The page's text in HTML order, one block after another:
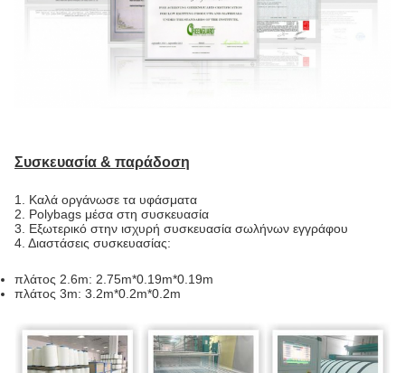
Συσκευασία & παράδοση
1. Καλά οργάνωσε τα υφάσματα
2. Polybags μέσα στη συσκευασία
3. Εξωτερικό στην ισχυρή συσκευασία σωλήνων εγγράφου
4. Διαστάσεις συσκευασίας:
πλάτος 2.6m: 2.75m*0.19m*0.19m
πλάτος 3m: 3.2m*0.2m*0.2m